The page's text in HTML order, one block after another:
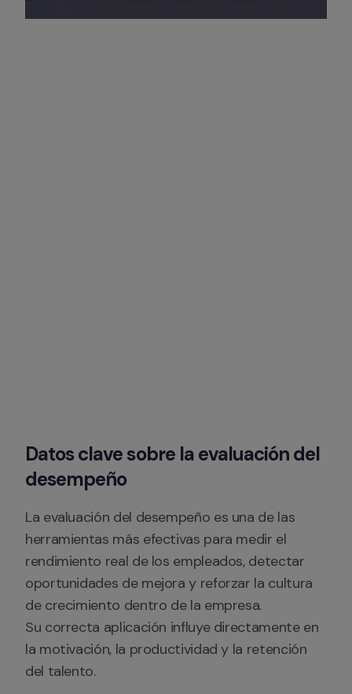
Datos clave sobre la evaluación del
desempeño
La evaluación del desempeño es una de las
herramientas más efectivas para medir el
rendimiento real de los empleados, detectar
oportunidades de mejora y reforzar la cultura
de crecimiento dentro de la empresa.
Su correcta aplicación influye directamente en
la motivación, la productividad y la retención
del talento.